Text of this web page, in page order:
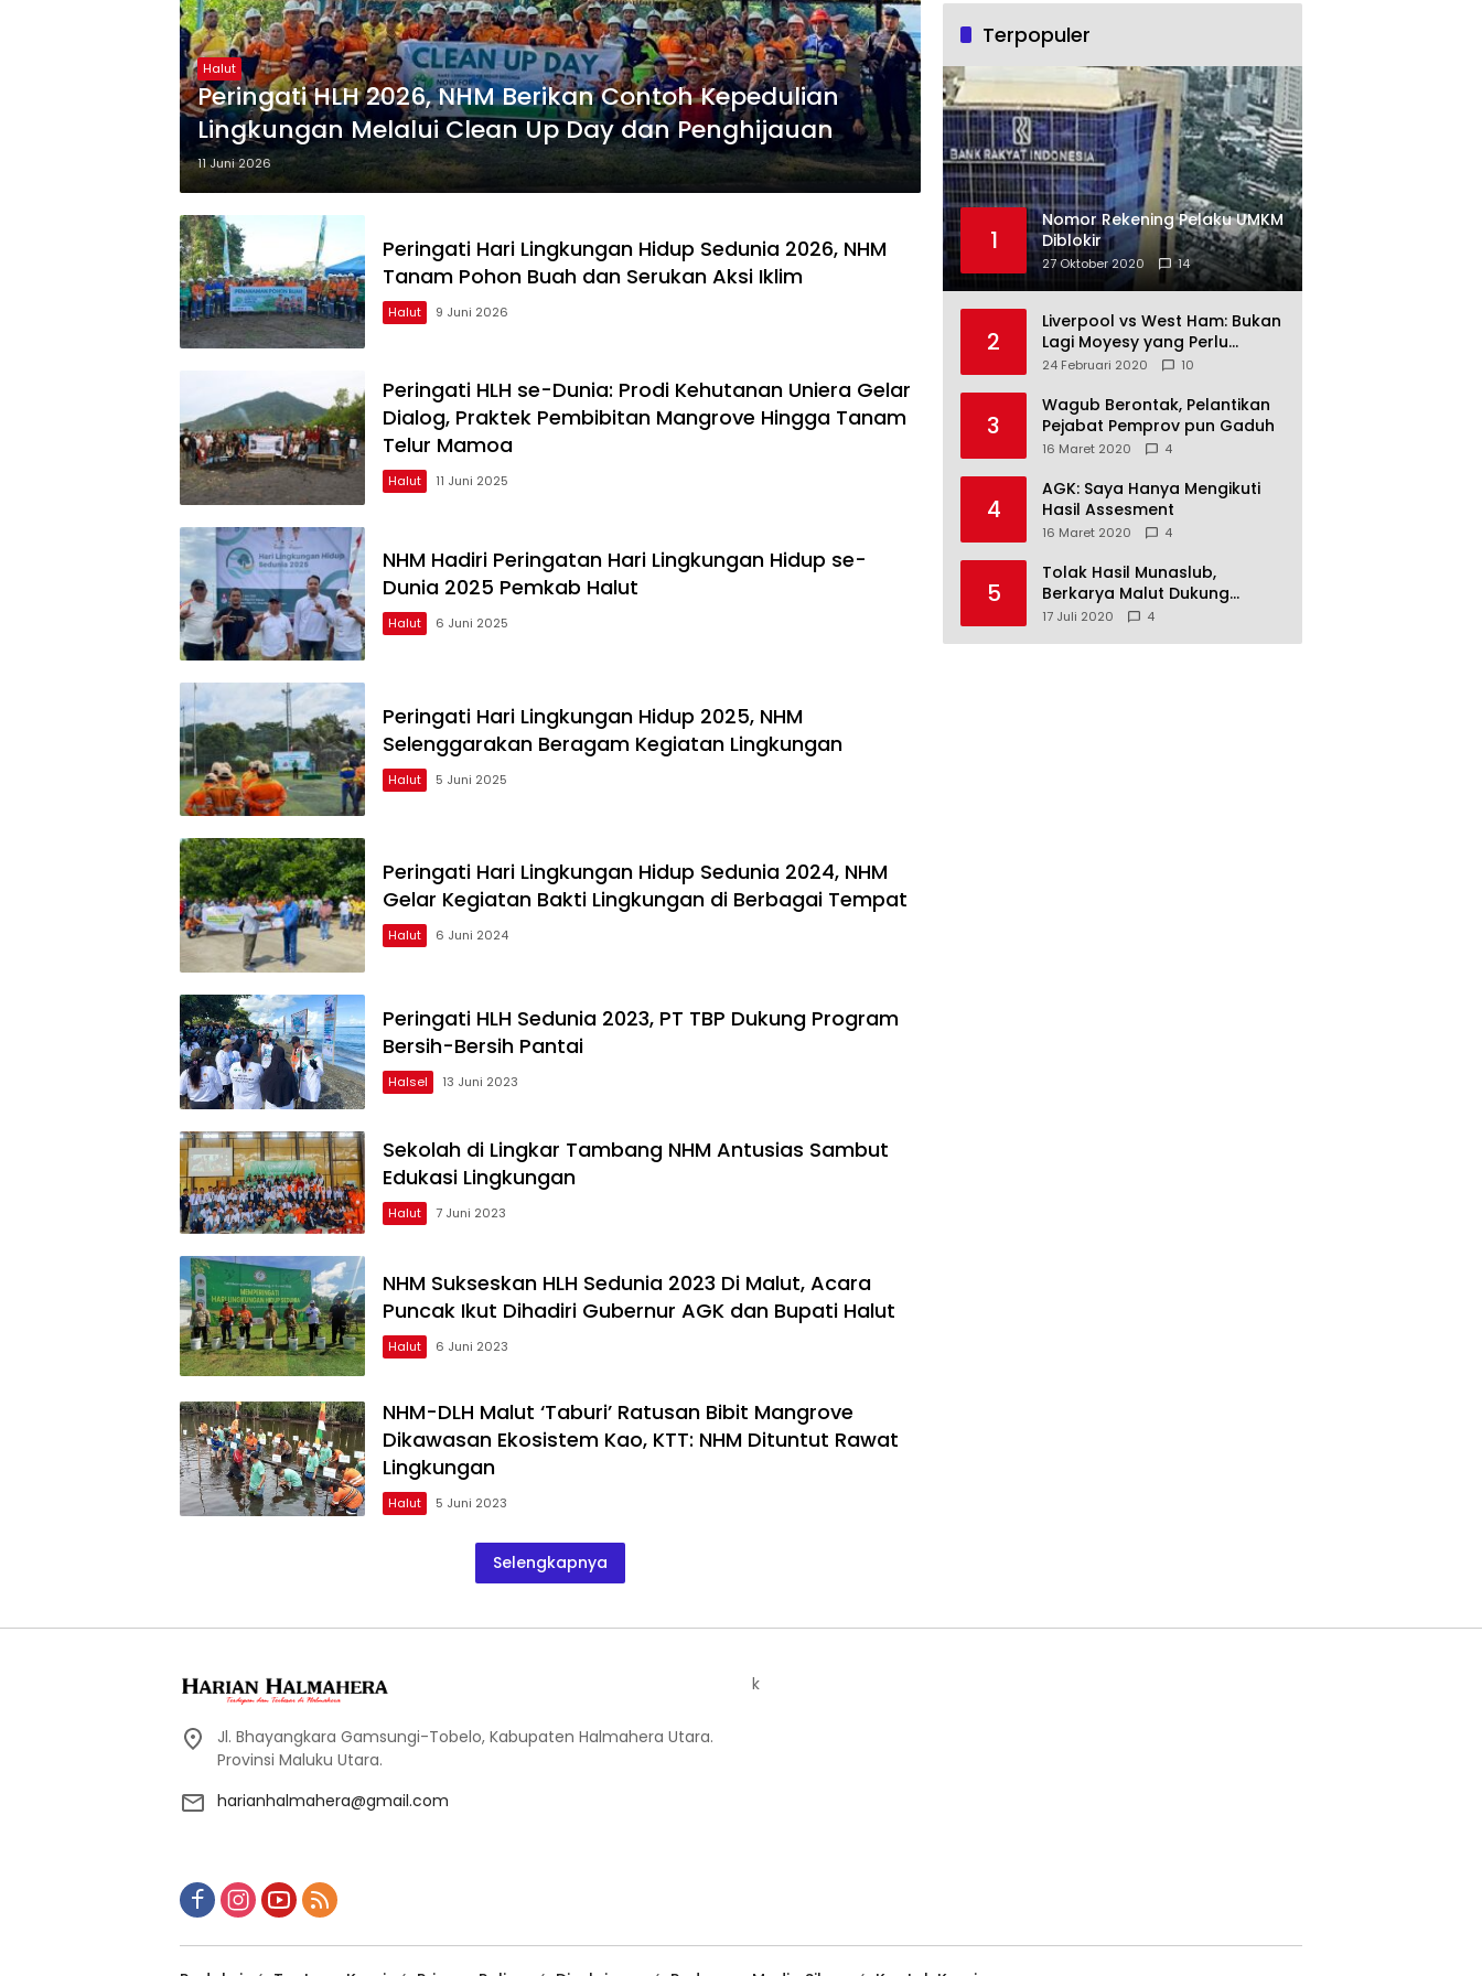
Halut
Peringati HLH 2026, NHM Berikan Contoh Kepedulian
Lingkungan Melalui Clean Up Day dan Penghijauan
11 Juni 2026
Peringati Hari Lingkungan Hidup Sedunia 2026, NHM
Tanam Pohon Buah dan Serukan Aksi Iklim
Halut 9 Juni 2026
Peringati HLH se-Dunia: Prodi Kehutanan Uniera Gelar
Dialog, Praktek Pembibitan Mangrove Hingga Tanam
Telur Mamoa
Halut 11 Juni 2025
NHM Hadiri Peringatan Hari Lingkungan Hidup se-
Dunia 2025 Pemkab Halut
Halut 6 Juni 2025
Peringati Hari Lingkungan Hidup 2025, NHM
Selenggarakan Beragam Kegiatan Lingkungan
Halut 5 Juni 2025
Peringati Hari Lingkungan Hidup Sedunia 2024, NHM
Gelar Kegiatan Bakti Lingkungan di Berbagai Tempat
Halut 6 Juni 2024
Peringati HLH Sedunia 2023, PT TBP Dukung Program
Bersih-Bersih Pantai
Halsel 13 Juni 2023
Sekolah di Lingkar Tambang NHM Antusias Sambut
Edukasi Lingkungan
Halut 7 Juni 2023
NHM Sukseskan HLH Sedunia 2023 Di Malut, Acara
Puncak Ikut Dihadiri Gubernur AGK dan Bupati Halut
Halut 6 Juni 2023
NHM-DLH Malut ‘Taburi’ Ratusan Bibit Mangrove
Dikawasan Ekosistem Kao, KTT: NHM Dituntut Rawat
Lingkungan
Halut 5 Juni 2023
Selengkapnya
Terpopuler
1
Nomor Rekening Pelaku UMKM
Diblokir
27 Oktober 2020 14
2
Liverpool vs West Ham: Bukan
Lagi Moyesy yang Perlu
Ditakuti
24 Februari 2020 10
3
Wagub Berontak, Pelantikan
Pejabat Pemprov pun Gaduh
16 Maret 2020 4
4
AGK: Saya Hanya Mengikuti
Hasil Assesment
16 Maret 2020 4
5
Tolak Hasil Munaslub,
Berkarya Malut Dukung
Tommy Soeharto
17 Juli 2020 4
Jl. Bhayangkara Gamsungi-Tobelo, Kabupaten Halmahera Utara.
Provinsi Maluku Utara.
harianhalmahera@gmail.com
k